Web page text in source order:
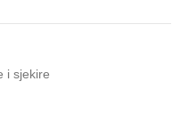
i sjekire